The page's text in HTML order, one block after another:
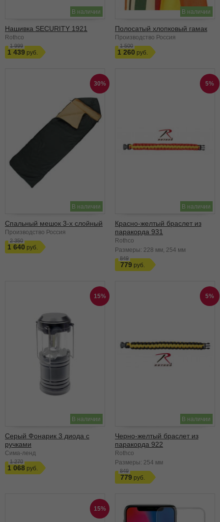
В наличии
Нашивка SECURITY 1921
Rothco
1 999
1 439
В наличии
Полосатый хлопковый гамак
Производство Россия
1 500
1 260
30%
В наличии
Спальный мешок 3-х слойный
Производство Россия
2 350
1 640
5%
В наличии
Красно-желтый браслет из
паракорда 931
Rothco
Размеры: 228 мм 254 мм
849
779
15%
В наличии
Серый Фонарик 3 диода с
ручками
Сима-ленд
1 270
1 068
5%
В наличии
Черно-желтый браслет из
паракорда 922
Rothco
Размеры: 254 мм
849
779
15%